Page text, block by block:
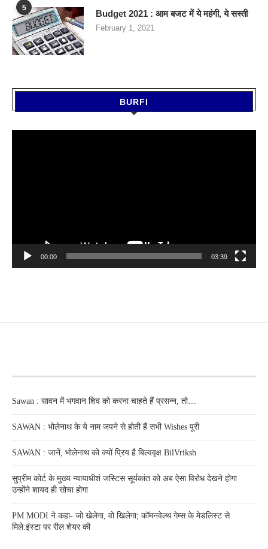
5
Budget 2021 : आम बजट में ये महंगी, ये सस्‍ती
February 1, 2021
BURFI
00:00 03:39
Sawan : सावन में भगवान शिव को करना चाहते हैं प्रसन्न, तो…
SAWAN : भोलेनाथ के ये नाम जपने से होती हैं सभी Wishes पूरी
SAWAN : जानें, भोलेनाथ को क्यों प्रिय है बिल्ववृक्ष BilVriksh
सुप्रीम कोर्ट के मुख्य न्यायाधीशं जस्टिस सूर्यकांत को अब ऐसा विरोध देखने होगा
उन्होंने शायद ही सोचा होगा
PM MODI ने कहा- जो खेलेगा, वो खिलेगा; कॉमनवेल्थ गेम्स के मेडलिस्ट से
मिले:इंस्टा पर रील शेयर की